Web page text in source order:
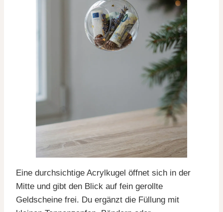
Eine durchsichtige Acrylkugel öffnet sich in der
Mitte und gibt den Blick auf fein gerollte
Geldscheine frei. Du ergänzt die Füllung mit